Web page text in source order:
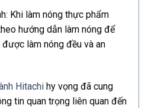
Khi làm nóng thực phẩm
hướng dẫn làm nóng để
làm nóng đều và an
Hitachi hy vọng đã cung
tin quan trọng liên quan đến